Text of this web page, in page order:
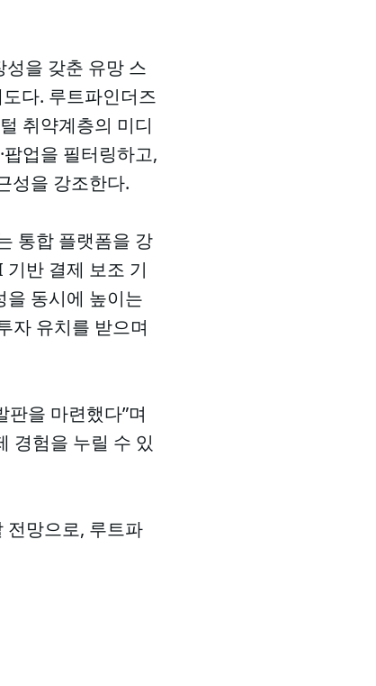
을 갖춘 유망 스
다. 루트파인더즈
취약계층의 미디
업을 필터링하고,
성을 강조한다.
통합 플랫폼을 강
반 결제 보조 기
을 동시에 높이는
자 유치를 받으며
을 마련했다”며
경험을 누릴 수 있
전망으로, 루트파